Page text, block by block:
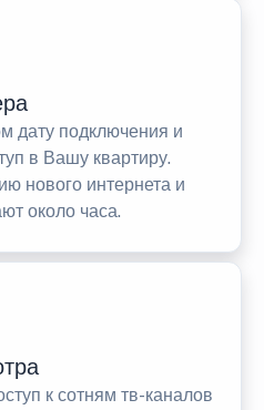
дату подключения и
в Вашу квартиру.
нового интернета и
около часа.
к сотням тв-каналов